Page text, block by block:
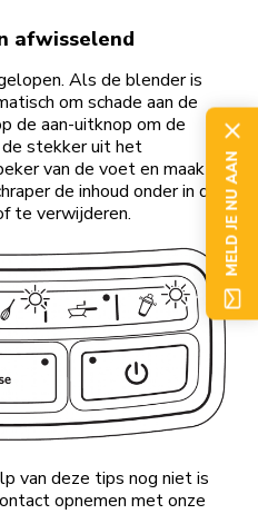
afwisselend
Als de blender is
om schade aan de
de aan-uitknop om de
stekker uit het
van de voet en maak de
de inhoud onder in de
te verwijderen.
van deze tips nog niet is
opnemen met onze
MELD JE NU AAN